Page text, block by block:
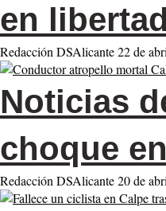
en
Redacción DSAlicante22 de
Noticias
choque
Redacción DSAlicante20 de